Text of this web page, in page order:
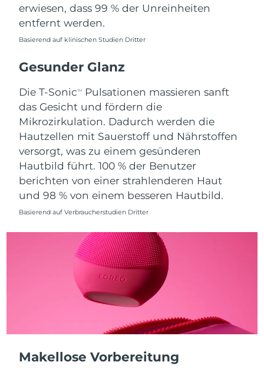
erwiesen, dass 99 % der Unreinheiten
entfernt werden.
Basierend auf klinischen Studien Dritter
Gesunder Glanz
Die T-SonicTM
Pulsationen massieren sanft
das Gesicht und fördern die
Mikrozirkulation. Dadurch werden die
Hautzellen mit Sauerstoff und Nährstoffen
versorgt, was zu einem gesünderen
Hautbild führt. 100 % der Benutzer
berichten von einer strahlenderen Haut
und 98 % von einem besseren Hautbild.
Basierend auf Verbraucherstudien Dritter
Makellose Vorbereitung
Saudi-Arabien
Slowakei
Slowenien Erwartete Lieferung
Südafrika
Südkorea Erwartete Lieferung
Spanien Erwartete Lieferung 8/8/26
Schweden Erwartete Lieferung
Erwartete Lieferung
Erwartete Lieferung
Erwartete Lieferung
Erwartete Lieferung8/9/26
Vereinigte Arabische
Emirate
Erwartete Lieferung